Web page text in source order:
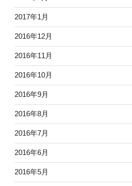
2017年1月
2016年12月
2016年11月
2016年10月
2016年9月
2016年8月
2016年7月
2016年6月
2016年5月